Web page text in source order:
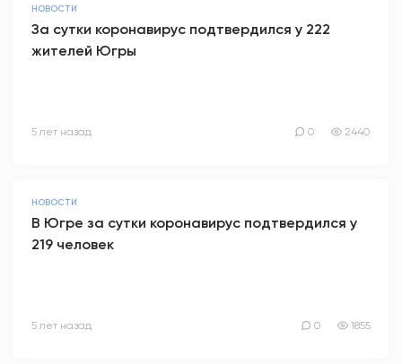
НОВОСТИ
За сутки коронавирус подтвердился у 222
жителей Югры
5 лет назад 0 2440
НОВОСТИ
В Югре за сутки коронавирус подтвердился у
219 человек
5 лет назад 0 1855